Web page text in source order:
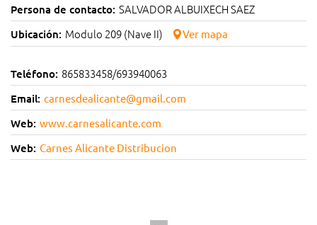
Persona de contacto: SALVADOR ALBUIXECH SAEZ
Ubicación: Modulo 209 (Nave II) Ver mapa
Teléfono: 865833458/693940063
Email: carnesdealicante@gmail.com
Web: www.carnesalicante.com
Web: Carnes Alicante Distribucion